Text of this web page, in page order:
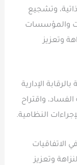
وتشجيع
والمؤسسات
وتعزيز
الإدارية
واقتراح
النظامية.
الاتفاقيات
وتعزيز